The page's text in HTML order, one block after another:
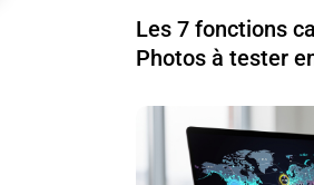
Les 7 fonctions
Photos à tester